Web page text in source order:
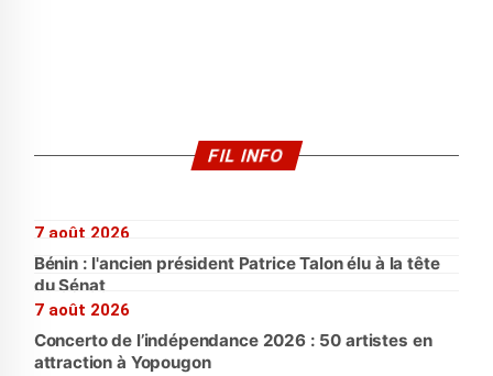
FIL INFO
7 août 2026
Bénin : l'ancien président Patrice Talon élu à la tête
du Sénat
7 août 2026
Concerto de l’indépendance 2026 : 50 artistes en
attraction à Yopougon